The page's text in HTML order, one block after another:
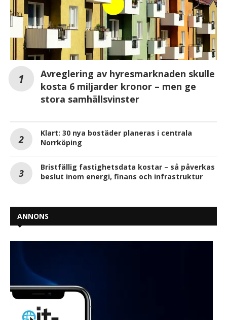
Avreglering av hyresmarknaden skulle
kosta 6 miljarder kronor – men ge
stora samhällsvinster
Klart: 30 nya bostäder planeras i centrala
Norrköping
Bristfällig fastighetsdata kostar – så påverkas
beslut inom energi, finans och infrastruktur
ANNONS